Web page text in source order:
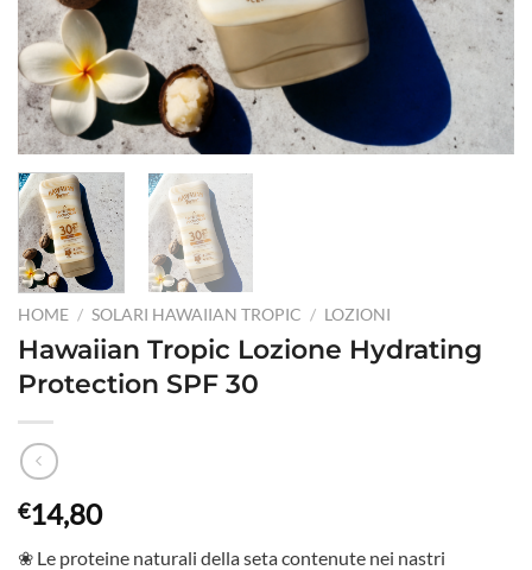
HOME / SOLARI HAWAIIAN TROPIC / LOZIONI
Hawaiian Tropic Lozione Hydrating
Protection SPF 30
€14,80
❀ Le proteine naturali della seta contenute nei nastri